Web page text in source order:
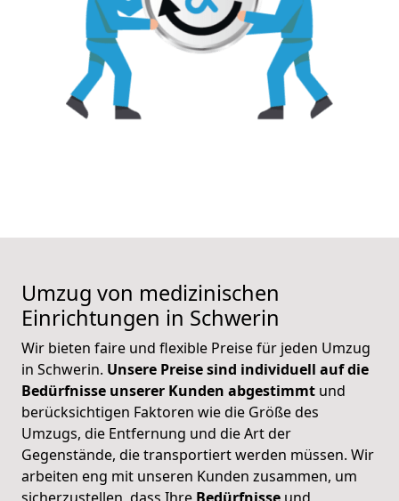
Umzug von medizinischen
Einrichtungen in Schwerin
Wir bieten faire und flexible Preise für jeden Umzug
in Schwerin. Unsere Preise sind individuell auf die
Bedürfnisse unserer Kunden abgestimmt und
berücksichtigen Faktoren wie die Größe des
Umzugs, die Entfernung und die Art der
Gegenstände, die transportiert werden müssen. Wir
arbeiten eng mit unseren Kunden zusammen, um